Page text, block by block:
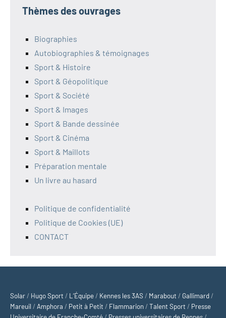
Thèmes des ouvrages
Biographies
Autobiographies & témoignages
Sport & Histoire
Sport & Géopolitique
Sport & Société
Sport & Images
Sport & Bande dessinée
Sport & Cinéma
Sport & Maillots
Préparation mentale
Un livre au hasard
Politique de confidentialité
Politique de Cookies (UE)
CONTACT
Solar/ Hugo Sport / L’Équipe/ Kennes les 3AS / Marabout / Gallimard/
Mareuil /Amphora / Petit à Petit / Flammarion/Talent Sport / Presse